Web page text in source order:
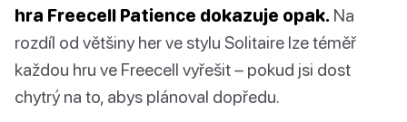
hra Freecell Patience dokazuje opak. Na
rozdíl od většiny her ve stylu Solitaire lze téměř
každou hru ve Freecell vyřešit – pokud jsi dost
chytrý na to, abys plánoval dopředu.